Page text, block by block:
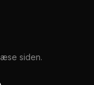
siden.